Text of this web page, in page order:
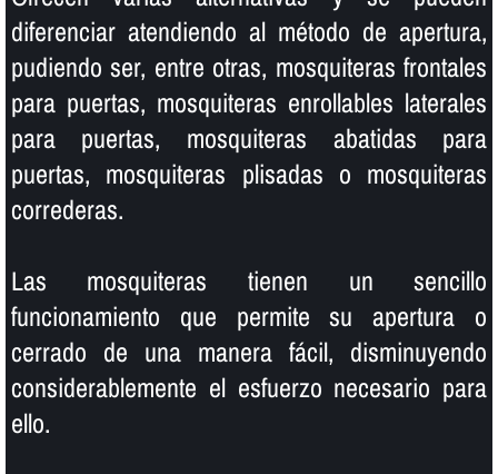
diferenciar atendiendo al método de apertura,
pudiendo ser, entre otras, mosquiteras frontales
para puertas, mosquiteras enrollables laterales
para puertas, mosquiteras abatidas para
puertas, mosquiteras plisadas o mosquiteras
correderas.
Las mosquiteras tienen un sencillo
funcionamiento que permite su apertura o
cerrado de una manera fácil, disminuyendo
considerablemente el esfuerzo necesario para
ello.